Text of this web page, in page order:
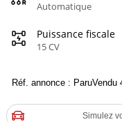
Automatique
Puissance fiscale
15 CV
Réf. annonce : ParuVendu
Simulez